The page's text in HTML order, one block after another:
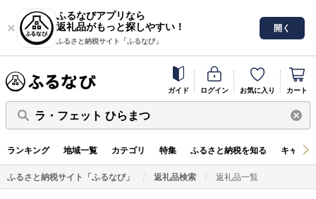
ふるなびアプリなら
返礼品がもっと探しやすい！
ふるさと納税サイト「ふるなび」
開く
ガイド ログイン お気に入り カート
ラ・フェット ひらまつ
ランキング 地域一覧 カテゴリ 特集 ふるさと納税を知る キャン
ふるさと納税サイト「ふるなび」 返礼品検索 返礼品一覧